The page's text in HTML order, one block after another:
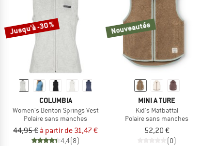
Jusqu'à -30 %
COLUMBIA
Women's Benton Springs Vest
Polaire sans manches
44,95 € à partir de 31,47 €
4,4(8)
Nouveautés
MINI A TURE
Kid's Matbattal
Polaire sans manches
52,20 €
(0)